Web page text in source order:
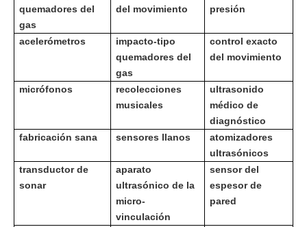
quemadores del
gas
del movimiento
presión
acelerómetros
impacto-tipo
quemadores del
gas
control exacto
del movimiento
micrófonos
recolecciones
musicales
ultrasonido
médico de
diagnóstico
fabricación sana
sensores llanos
atomizadores
ultrasónicos
transductor de
sonar
aparato
ultrasónico de la
micro-
vinculación
sensor del
espesor de
pared